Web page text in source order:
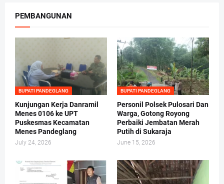
PEMBANGUNAN
BUPATI PANDEGLANG
Kunjungan Kerja Danramil
Menes 0106 ke UPT
Puskesmas Kecamatan
Menes Pandeglang
July 24, 2026
BUPATI PANDEGLANG
Personil Polsek Pulosari Dan
Warga, Gotong Royong
Perbaiki Jembatan Merah
Putih di Sukaraja
June 15, 2026